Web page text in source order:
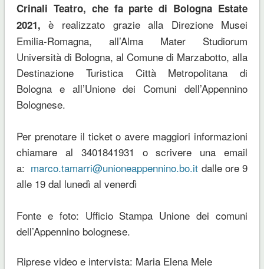
Crinali Teatro, che fa parte di Bologna Estate
2021, è realizzato grazie alla Direzione Musei
Emilia-Romagna, all’Alma Mater Studiorum
Università di Bologna, al Comune di Marzabotto, alla
Destinazione Turistica Città Metropolitana di
Bologna e all’Unione dei Comuni dell’Appennino
Bolognese.
Per prenotare il ticket o avere maggiori informazioni
chiamare al 3401841931 o scrivere una email
a: marco.tamarri@unioneappennino.bo.it dalle ore 9
alle 19 dal lunedì al venerdì
Fonte e foto: Ufficio Stampa Unione dei comuni
dell’Appennino bolognese.
Riprese video e intervista: Maria Elena Mele